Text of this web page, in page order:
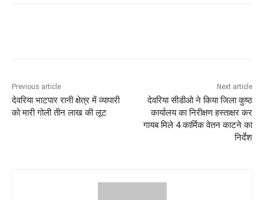
Previous article
देवरिया भाटपार रानी क्षेत्र में व्यापारी
को मारी गोली तीन लाख की लूट
Next article
देवरिया सीडीओ ने किया जिला कुष्ठ
कार्यालय का निरीक्षण हस्ताक्षर कर
गायब मिले 4 कार्मिक वेतन काटने का
निर्देश